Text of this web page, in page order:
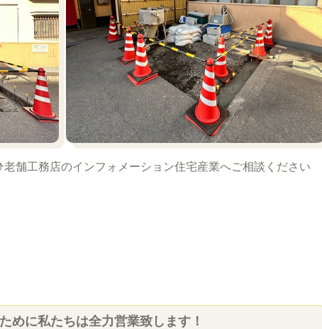
舗工務店のインフォメーション住宅産業へご相談ください
めに私たちは全力営業致します！